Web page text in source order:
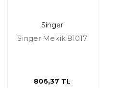
Singer
Singer Mekik 81017
806,37 TL